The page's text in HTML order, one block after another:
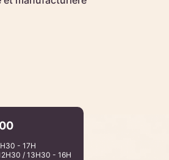
- 17H
/ 13H30 - 16H